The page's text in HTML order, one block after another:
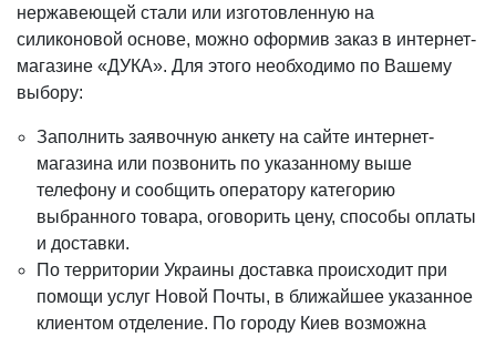
нержавеющей стали или изготовленную на
силиконовой основе, можно оформив заказ в интернет-
магазине «ДУКА». Для этого необходимо по Вашему
выбору:
Заполнить заявочную анкету на сайте интернет-
магазина или позвонить по указанному выше
телефону и сообщить оператору категорию
выбранного товара, оговорить цену, способы оплаты
и доставки.
По территории Украины доставка происходит при
помощи услуг Новой Почты, в ближайшее указанное
клиентом отделение. По городу Киев возможна